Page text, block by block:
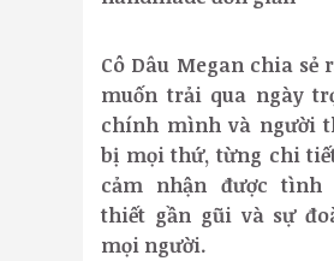
Cô Dâu Megan chia sẻ
muốn trải qua ngày
chính mình và người
bị mọi thứ, từng chi
cảm nhận được tình
thiết gần gũi và sự
mọi người.